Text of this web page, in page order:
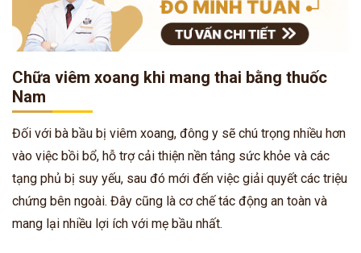
Chữa viêm xoang khi mang thai bằng thuốc
Nam
Đối với bà bầu bị viêm xoang, đông y sẽ chú trọng nhiều hơn
vào việc bồi bổ, hỗ trợ cải thiện nền tảng sức khỏe và các
tạng phủ bị suy yếu, sau đó mới đến việc giải quyết các triệu
chứng bên ngoài. Đây cũng là cơ chế tác động an toàn và
mang lại nhiều lợi ích với mẹ bầu nhất.